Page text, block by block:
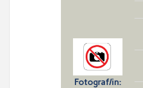
Fotograf/in: